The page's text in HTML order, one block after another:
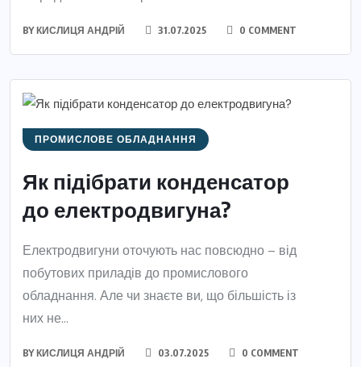
BYКИСЛИЦЯ АНДРІЙ 31.07.2025 0 COMMENT
ПРОМИСЛОВЕ ОБЛАДНАННЯ
Як підібрати конденсатор
до електродвигуна?
Електродвигуни оточують нас повсюдно – від
побутових приладів до промислового
обладнання. Але чи знаєте ви, що більшість із
них не...
BYКИСЛИЦЯ АНДРІЙ 03.07.2025 0 COMMENT